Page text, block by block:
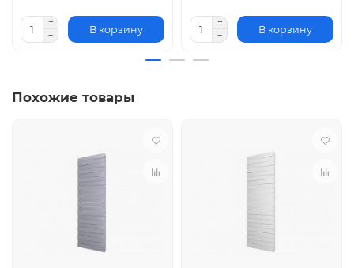
В корзину В корзину
Похожие товары